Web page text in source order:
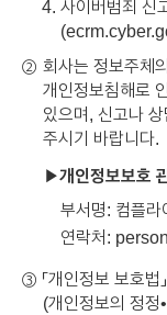
사이버범죄 신
(
② 회사는 정보주체
개인정보침해로
있으며, 신고나
주시기 바랍니다.
개인정보보호
부서명: 컴플라
연락처:
③ 「개인정보 보호
(개인정보의 정정